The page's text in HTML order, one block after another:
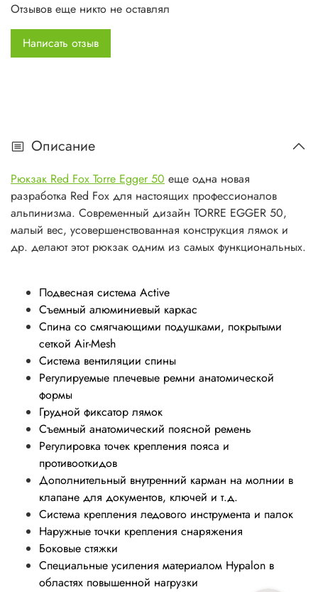
Съемный анатомический поясной ремень
Регулировка точек крепления пояса и
противооткидов
Специальные усиления материалом Hypalon в
областях повышенной нагрузки
Отзывов еще никто не оставлял
Написать отзыв
Описание
Рюкзак Red Fox Torre Egger 50 еще одна новая
разработка Red Fox для настоящих профессионалов
альпинизма. Современный дизайн TORRE EGGER 50,
малый вес, усовершенствованная конструкция лямок и
др. делают этот рюкзак одним из самых функциональных.
Подвесная система Active
Съемный алюминиевый каркас
Спина со смягчающими подушками, покрытыми
сеткой Air-Mesh
Cистема вентиляции спины
Регулируемые плечевые ремни анатомической
формы
Грудной фиксатор лямок
Съемный анатомический поясной ремень
Регулировка точек крепления пояса и
противооткидов
Дополнительный внутренний карман на молнии в
клапане для документов, ключей и т.д.
Система крепления ледового инструмента и палок
Наружные точки крепления снаряжения
Боковые стяжки
Специальные усиления материалом Hypalon в
областях повышенной нагрузки